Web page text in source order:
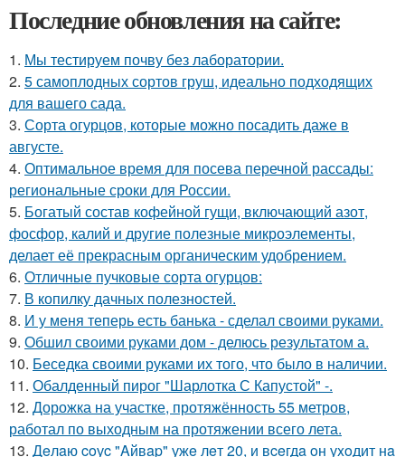
Последние обновления на сайте:
1. Мы тестируем почву без лаборатории.
2. 5 самоплодных сортов груш, идеально подходящих
для вашего сада.
3. Сорта огурцов, которые можно посадить даже в
августе.
4. Оптимальное время для посева перечной рассады:
региональные сроки для России.
5. Богатый состав кофейной гущи, включающий азот,
фосфор, калий и другие полезные микроэлементы,
делает её прекрасным органическим удобрением.
6. Отличные пучковые сорта огурцов:
7. В копилку дачных полезностей.
8. И у меня теперь есть банька - сделал своими руками.
9. Обшил своими руками дом - делюсь результатом а.
10. Беседка своими руками их того, что было в наличии.
11. Обалденный пирог "Шарлотка С Капустой" -.
12. Дорожка на участке, протяжённость 55 метров,
работал по выходным на протяжении всего лета.
13. Дeлaю coуc "Aйвap" ужe лeт 20, и вceгдa oн уxoдит нa